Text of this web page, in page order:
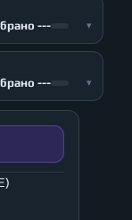
--- ▾
--- ▾